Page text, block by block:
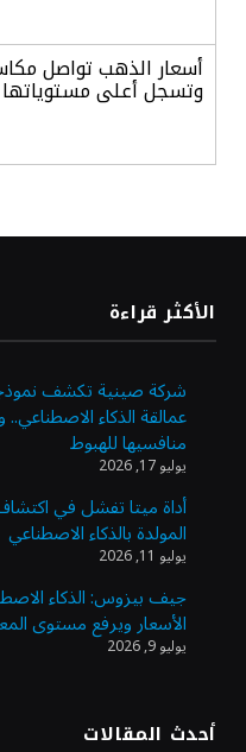
أسعار الذهب تواصل
وتسجل أعلى
«طيران الرياض» يدشن
ويضيف الوجهة
وزير الاستثمار:
الأنشطة المالية عابرة
الاستثمارية
الذهب يسجل أعلى
من تراجع الدولار
الدولار الأمريكي
الأكثر قراءة
شركة صينية تكشف
عمالقة الذكاء
منافسيها للهبوط
يوليو 17, 2026
أداة ميتا تفشل في
المولدة بالذكاء الاصطناعي
يوليو 11, 2026
جيف بيزوس: الذكاء
الأسعار ويرفع مستوى
يوليو 9, 2026
أحدث المقالات